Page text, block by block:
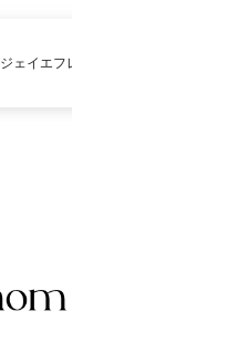
ジェイエフレディメイド